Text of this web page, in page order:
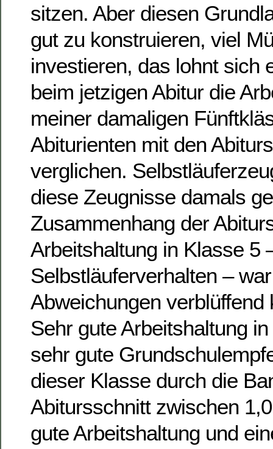
sitzen. Aber diesen
gut zu konstruieren, viel
investieren, das lohnt sich
beim jetzigen Abitur die
meiner damaligen
Abiturienten mit den
verglichen.
diese Zeugnisse damals
Zusammenhang der
Arbeitshaltung in Klasse 5
Selbstläuferverhalten –
Abweichungen verblüffend
Sehr gute Arbeitshaltung
sehr gute
dieser Klasse durch die
Abitursschnitt zwischen
gute Arbeitshaltung und